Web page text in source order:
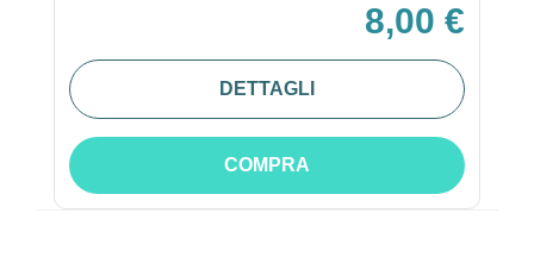
8,00 €
DETTAGLI
COMPRA